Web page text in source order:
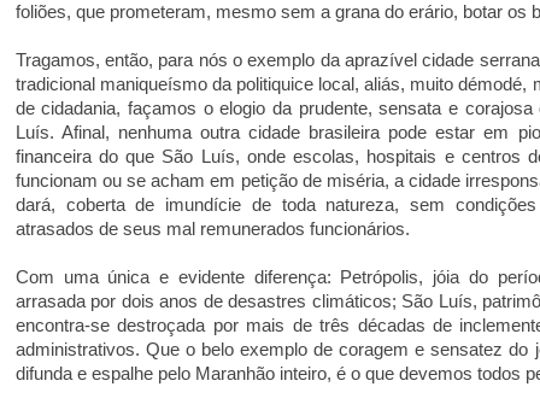
foliões, que prometeram, mesmo sem a grana do erário, botar os
Tragamos, então, para nós o exemplo da aprazível cidade
tradicional maniqueísmo da politiquice local, aliás, muito démodé,
de cidadania, façamos o elogio da prudente, sensata e
Luís. Afinal, nenhuma outra cidade brasileira pode estar em
financeira do que São Luís, onde escolas, hospitais e centros
funcionam ou se acham em petição de miséria, a cidade
dará, coberta de imundície de toda natureza, sem
atrasados de seus mal remunerados funcionários.
Com uma única e evidente diferença: Petrópolis, jóia do
arrasada por dois anos de desastres climáticos; São Luís,
encontra-se destroçada por mais de três décadas de
administrativos. Que o belo exemplo de coragem e sensatez do
difunda e espalhe pelo Maranhão inteiro, é o que devemos todos